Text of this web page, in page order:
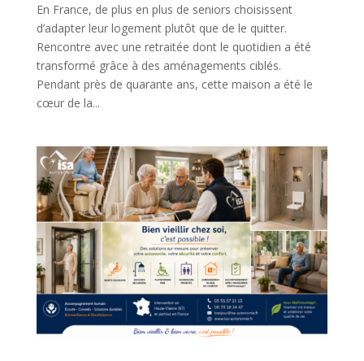
En France, de plus en plus de seniors choisissent
d’adapter leur logement plutôt que de le quitter.
Rencontre avec une retraitée dont le quotidien a été
transformé grâce à des aménagements ciblés.
Pendant près de quarante ans, cette maison a été le
cœur de la...